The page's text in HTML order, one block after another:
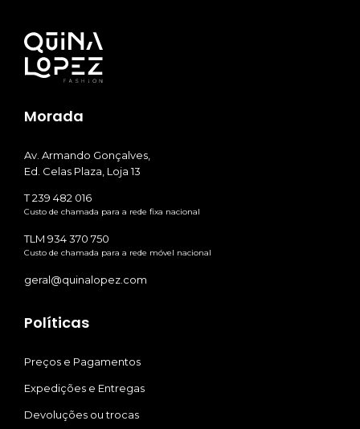
Morada
Av. Armando Gonçalves,
Ed. Celas Plaza, Loja 13
T 239 482 016
Custo de chamada para a rede fixa nacional
TLM 934 370 750
Custo de chamada para a rede móvel nacional
geral@quinalopez.com
Políticas
Preços e Pagamentos
Expedições e Entregas
Devoluções ou trocas